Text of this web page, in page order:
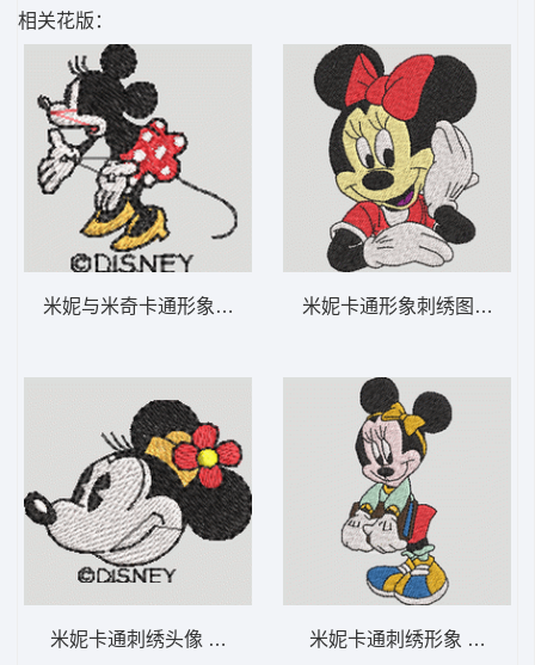
相关花版：
米妮与米奇卡通形象 米妮 49-DST格式
米妮卡通刺绣头像 米妮 48-DST格式
米妮卡通形象刺绣图案 米
米妮卡通刺绣形象 米妮